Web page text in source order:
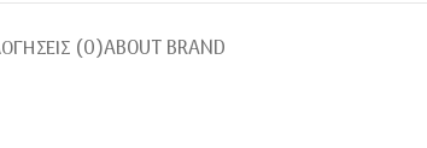
(0)ABOUT BRAND